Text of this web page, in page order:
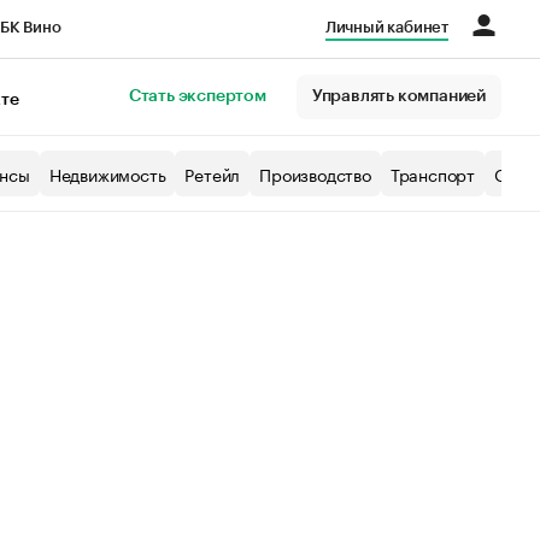
Вино Личный кабинет
Стать экспертом Управлять компанией
Недвижимость Ретейл Производство Транспорт